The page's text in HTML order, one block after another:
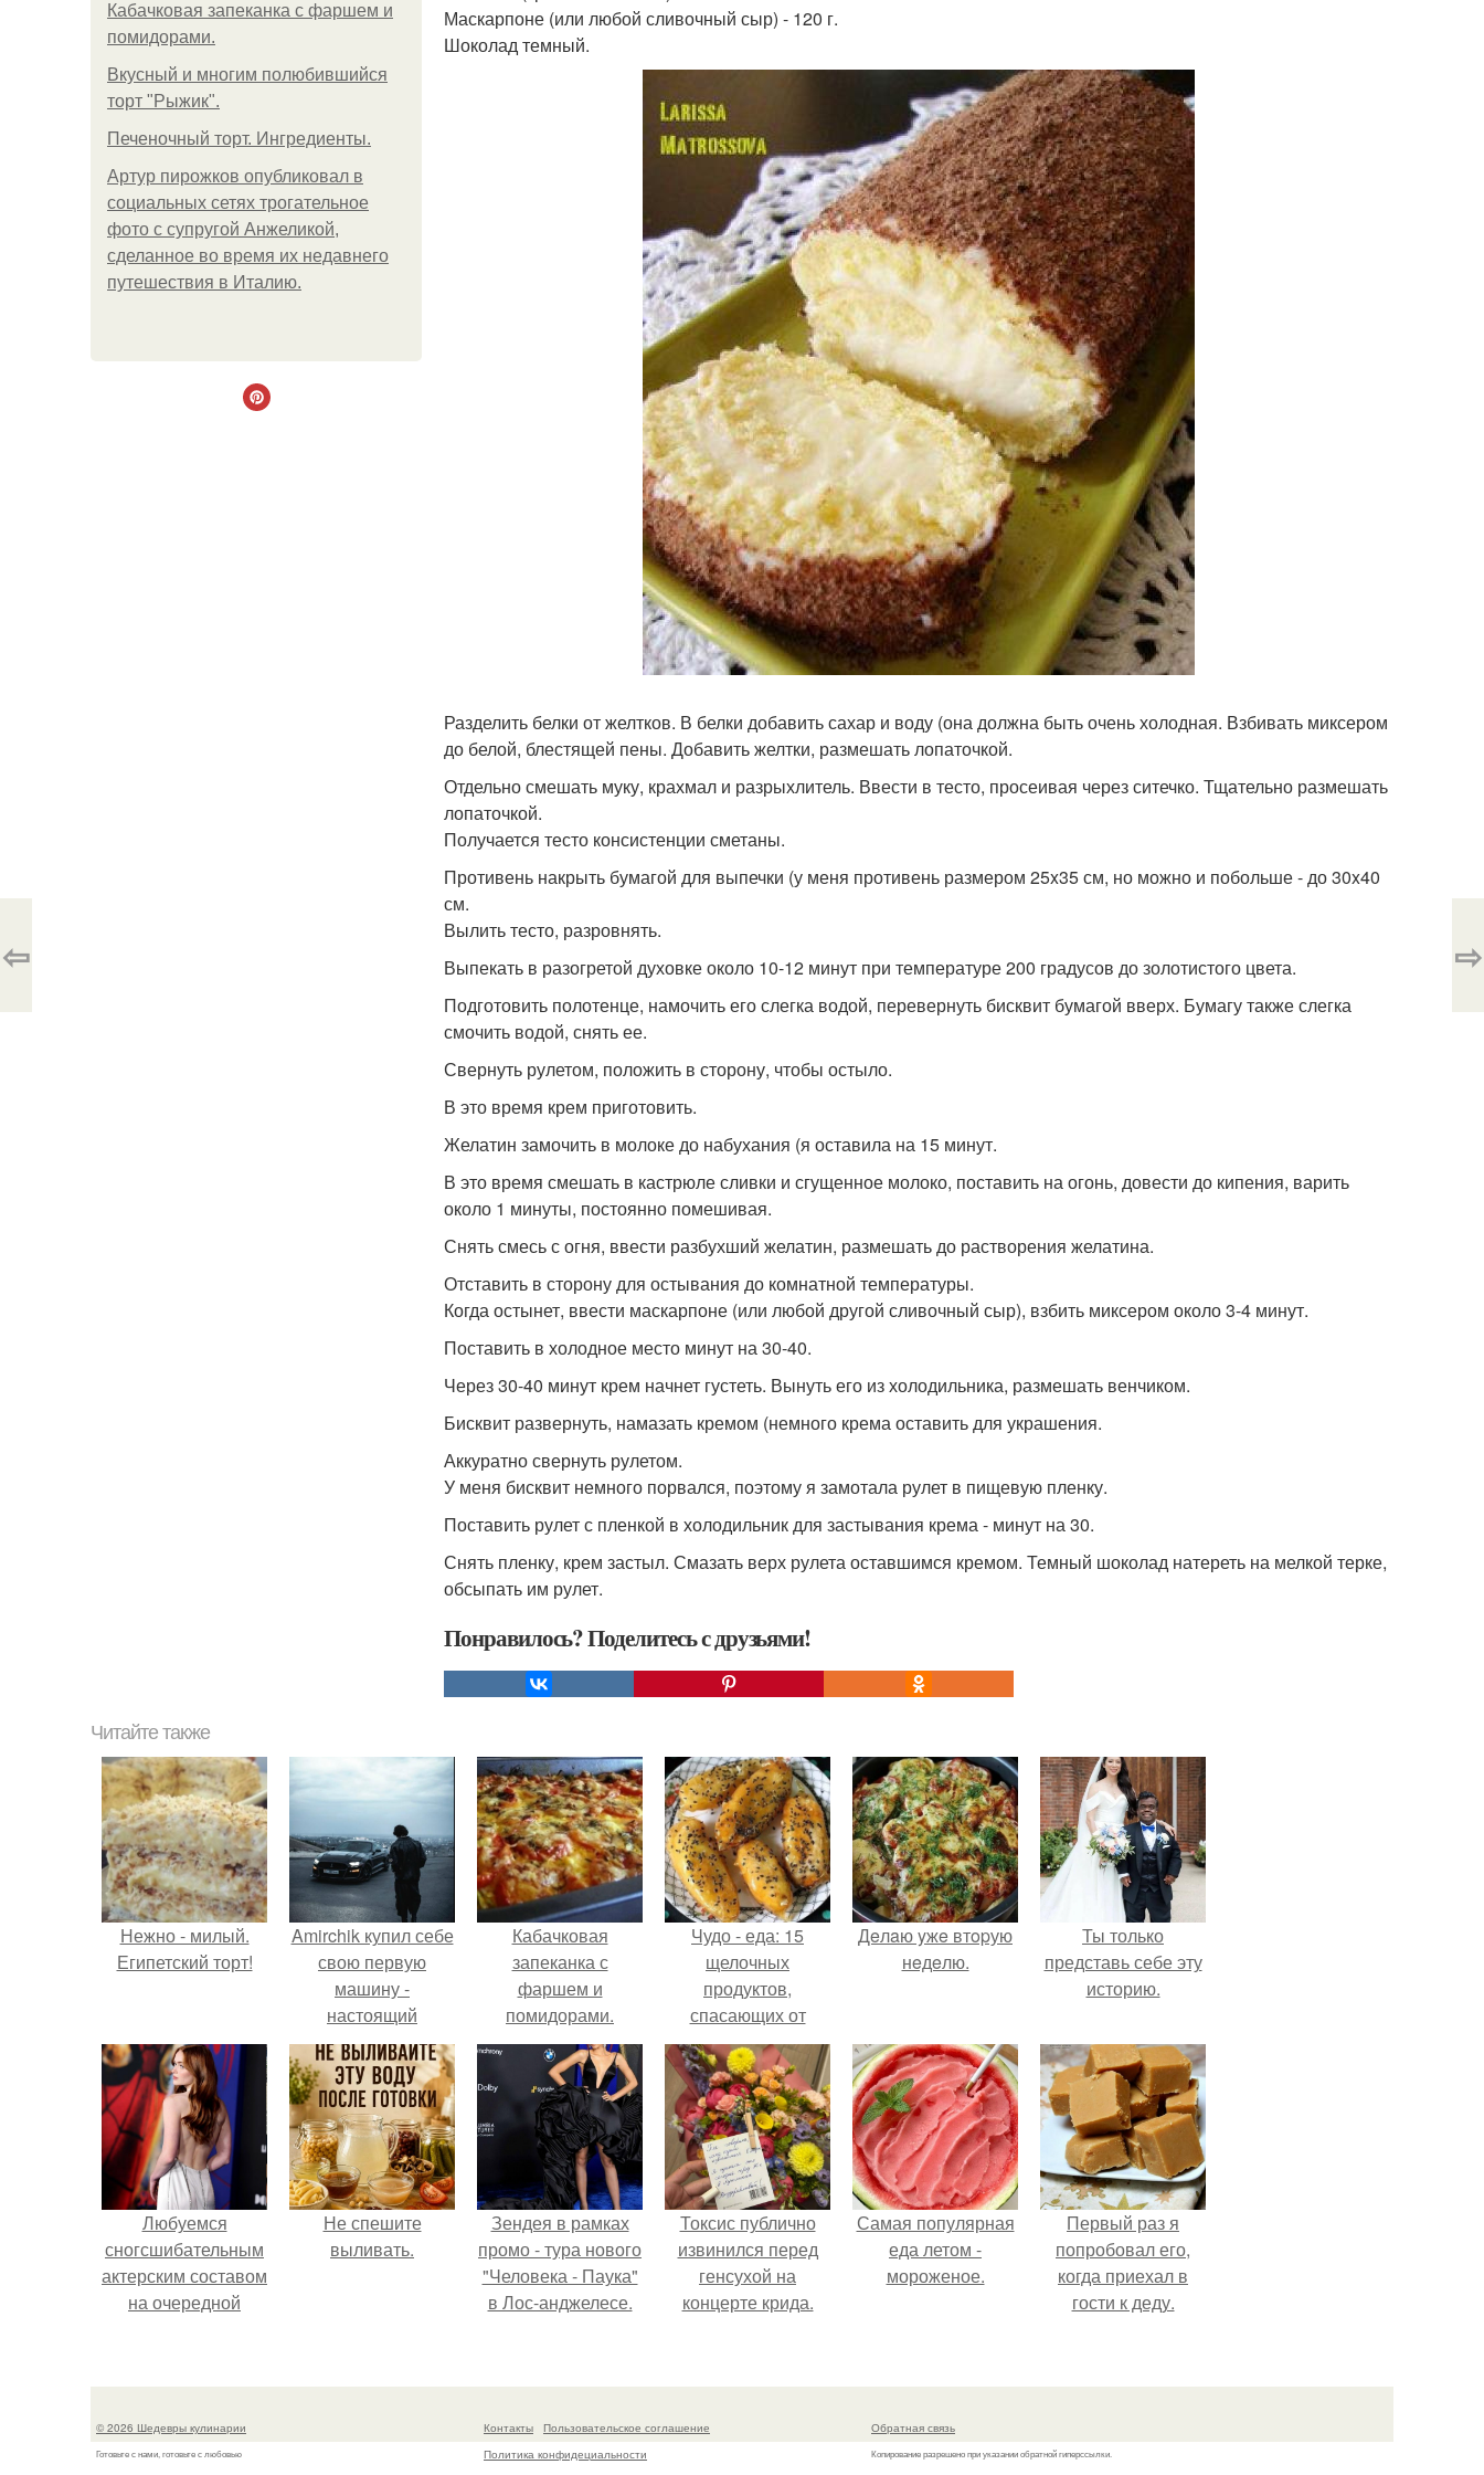
Кабачковая запеканка с фаршем и
помидорами.
Вкусный и многим полюбившийся
торт "Рыжик".
Печеночный торт. Ингредиенты.
Артур пирожков опубликовал в
социальных сетях трогательное
фото с супругой Анжеликой,
сделанное во время их недавнего
путешествия в Италию.
Маскарпоне (или любой сливочный сыр) - 120 г.
Шоколад темный.
Разделить белки от желтков. В белки добавить сахар и воду (она должна быть очень холодная. Взбивать миксером
до белой, блестящей пены. Добавить желтки, размешать лопаточкой.
Отдельно смешать муку, крахмал и разрыхлитель. Ввести в тесто, просеивая через ситечко. Тщательно размешать
лопаточкой.
Получается тесто консистенции сметаны.
Противень накрыть бумагой для выпечки (у меня противень размером 25x35 см, но можно и побольше - до 30x40
см.
Вылить тесто, разровнять.
Выпекать в разогретой духовке около 10-12 минут при температуре 200 градусов до золотистого цвета.
Подготовить полотенце, намочить его слегка водой, перевернуть бисквит бумагой вверх. Бумагу также слегка
смочить водой, снять ее.
Свернуть рулетом, положить в сторону, чтобы остыло.
В это время крем приготовить.
Желатин замочить в молоке до набухания (я оставила на 15 минут.
В это время смешать в кастрюле сливки и сгущенное молоко, поставить на огонь, довести до кипения, варить
около 1 минуты, постоянно помешивая.
Снять смесь с огня, ввести разбухший желатин, размешать до растворения желатина.
Отставить в сторону для остывания до комнатной температуры.
Когда остынет, ввести маскарпоне (или любой другой сливочный сыр), взбить миксером около 3-4 минут.
Поставить в холодное место минут на 30-40.
Через 30-40 минут крем начнет густеть. Вынуть его из холодильника, размешать венчиком.
Бисквит развернуть, намазать кремом (немного крема оставить для украшения.
Аккуратно свернуть рулетом.
У меня бисквит немного порвался, поэтому я замотала рулет в пищевую пленку.
Поставить рулет с пленкой в холодильник для застывания крема - минут на 30.
Снять пленку, крем застыл. Смазать верх рулета оставшимся кремом. Темный шоколад натереть на мелкой терке,
обсыпать им рулет.
Понравилось? Поделитесь с друзьями!
⇦ ⇨
Читайте также
Нежно - милый.
Египетский торт!
Amirchik купил себе
свою первую
машину -
настоящий
автомобиль мечты
для многих
автолюбителей.
Кабачковая
запеканка с
фаршем и
помидорами.
Чудо - еда: 15
щелочных
продуктов,
спасающих от
лишнего веса,
инфаркта и даже
рака.
Дeлaю yжe втopую
нeдeлю.
Ты только
представь себе эту
историю.
Любуемся
сногсшибательным
актерским составом
на очередной
Не спешите
выливать.
Зендея в рамках
промо - тура нового
"Человека - Паука"
в Лос-анджелесе.
Токсис публично
извинился перед
генсухой на
концерте крида.
Самая популярная
еда летом -
мороженое.
Первый раз я
попробовал его,
когда приехал в
гости к деду.
© 2026 Шедевры кулинарии
Готовьте с нами, готовьте с любовью
Контакты
Пользовательское соглашение
Политика конфидециальности
Обратная связь
Копирование разрешено при указании обратной гиперссылки.